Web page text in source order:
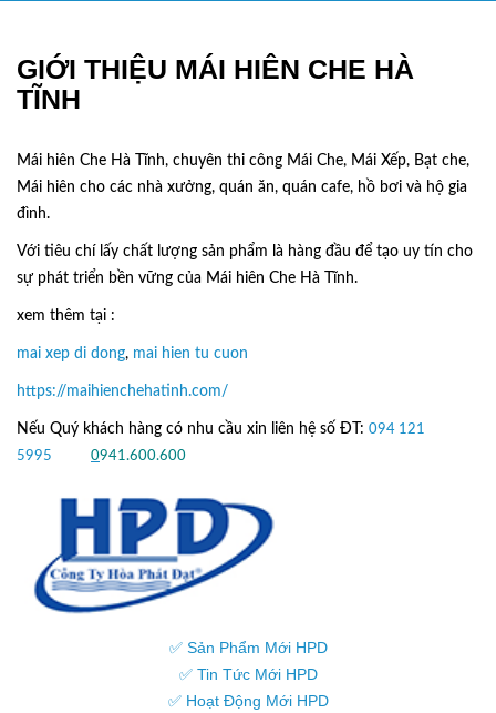
GIỚI THIỆU MÁI HIÊN CHE HÀ
TĨNH
Mái hiên Che Hà Tĩnh, chuyên thi công Mái Che, Mái Xếp, Bạt che,
Mái hiên cho các nhà xưởng, quán ăn, quán cafe, hồ bơi và hộ gia
đình.
Với tiêu chí lấy chất lượng sản phẩm là hàng đầu để tạo uy tín cho
sự phát triển bền vững của Mái hiên Che Hà Tĩnh.
xem thêm tại :
mai xep di dong, mai hien tu cuon
https://maihienchehatinh.com/
Nếu Quý khách hàng có nhu cầu xin liên hệ số ĐT: 094 121
5995
0941.600.600
✅ Sản Phẩm Mới HPD
✅ Tin Tức Mới HPD
✅ Hoạt Động Mới HPD